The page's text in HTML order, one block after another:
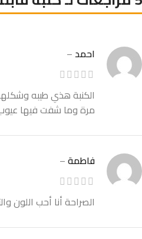
احمد –
الكنبة هذي طيبه
مرة وما شفت فيها
فاطمة–
الصراحة أنا أحب اللون